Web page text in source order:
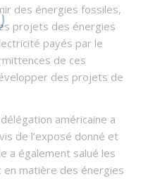
des énergies fossiles,
projets des énergies
payés par le
de ces
des projets de
américaine a
de l’exposé donné et
a également salué les
matière des énergies